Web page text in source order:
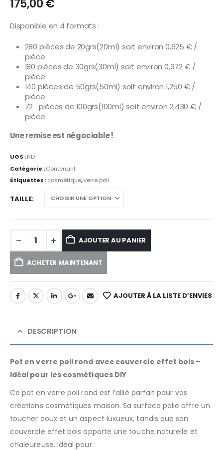
175,00€
Disponible en 4 formats :
280 pièces de 20grs(20ml) soit environ 0,625 € /
pièce
180 pièces de 30grs(30ml) soit environ 0,972 € /
pièce
140 pièces de 50grs(50ml) soit environ 1,250 € /
pièce
72 pièces de 100grs(100ml) soit environ 2,430 € /
pièce
Une remise est négociable !
UGS :ND
Catégorie :Contenant
Étiquettes :cosmétique,verre poli
TAILLE
AJOUTER AU PANIER
ACHETER MAINTENANT
AJOUTER À LA LISTE D’ENVIES
DESCRIPTION
Pot en verre poli rond avec couvercle effet bois –
Idéal pour les cosmétiques DIY
Ce pot en verre poli rond est l’allié parfait pour vos
créations cosmétiques maison. Sa surface polie offre un
toucher doux et un aspect luxueux, tandis que son
couvercle effet bois apporte une touche naturelle et
chaleureuse. Idéal pour :